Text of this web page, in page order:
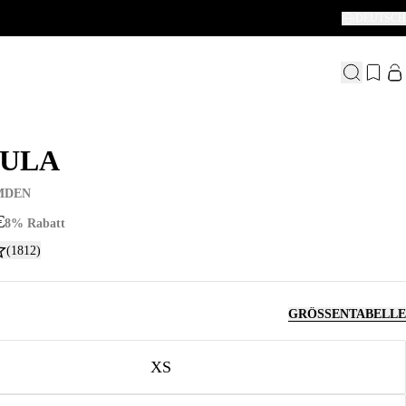
8% Rabatt
(1812)
GRÖSSENTABELLE
XS